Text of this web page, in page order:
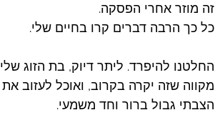
זה מוזר אחרי הפסקה.
כל כך הרבה דברים קרו בחיים שלי.
החלטנו להיפרד. ליתר דיוק, בת הזוג
מקווה שזה יקרה בקרוב, ואוכל לעזוב
הצבתי גבול ברור וחד משמעי.